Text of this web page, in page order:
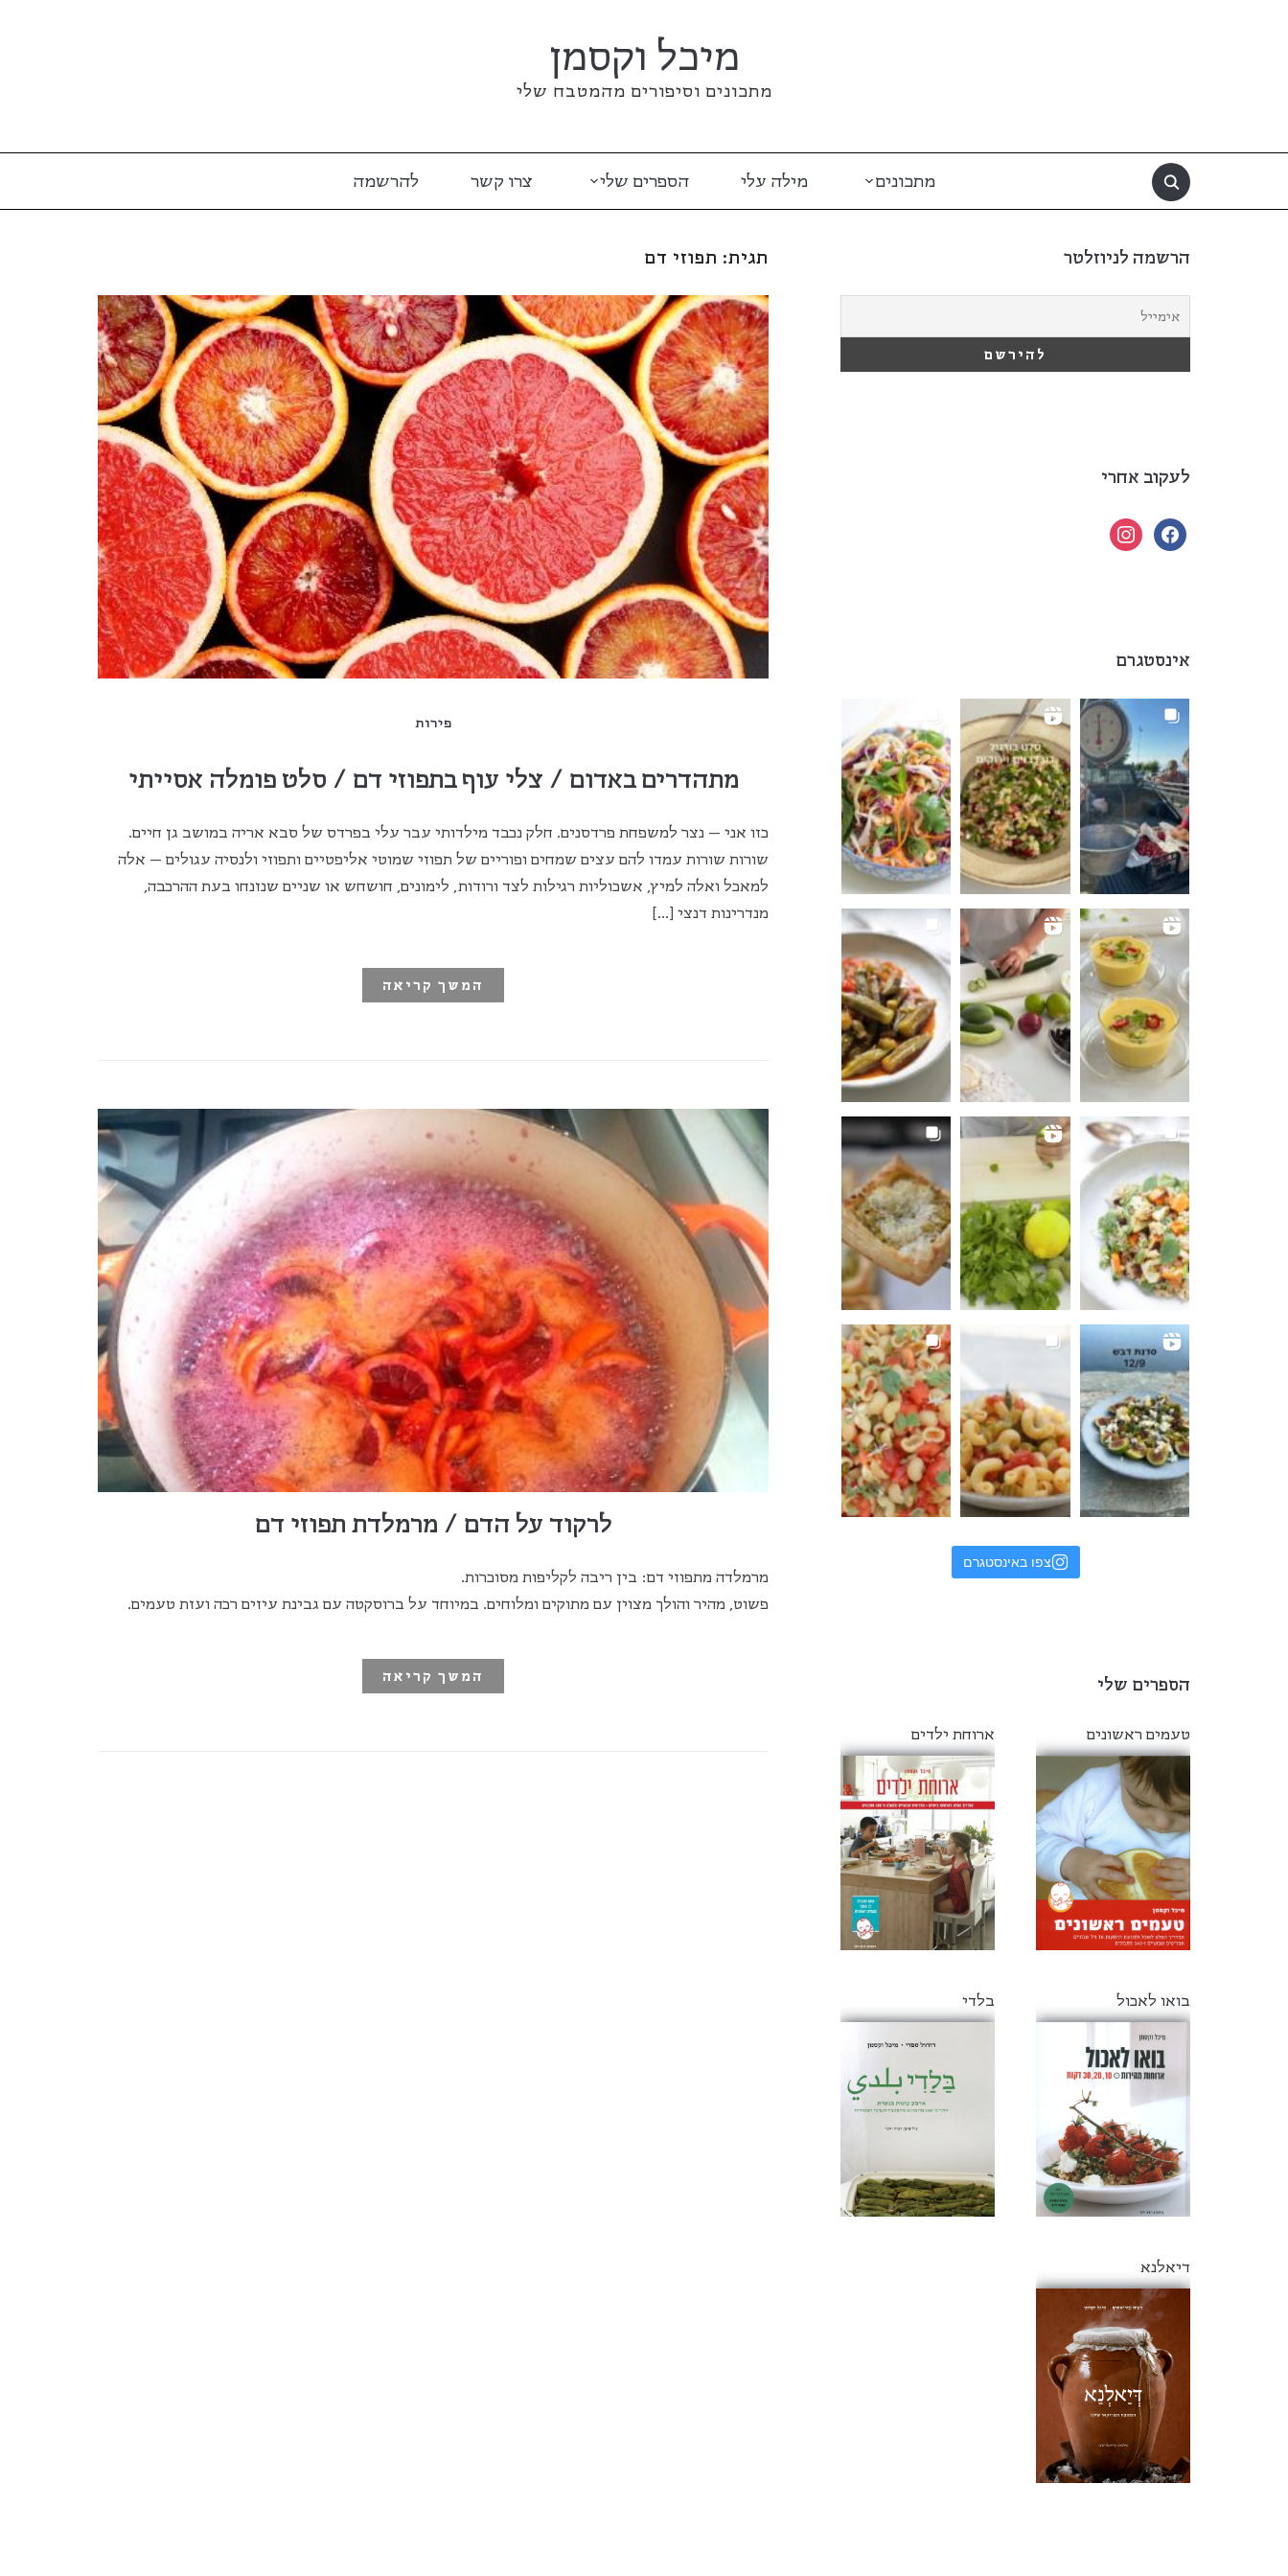
מיכל וקסמן
מתכונים וסיפורים מהמטבח שלי
מתכונים מילה עלי הספרים שלי צרו קשר להרשמה
תגית: תפוזי דם
פירות
מתהדרים באדום / צלי עוף בתפוזי דם / סלט פומלה אסייתי
כזו אני – נצר למשפחת פרדסנים. חלק נכבד מילדותי עבר עלי בפרדס של סבא אריה במושב גן חיים.
שורות שורות עמדו להם עצים שמחים ופוריים של תפוזי שמוטי אליפטיים ותפוזי ולנסיה עגולים – אלה
למאכל ואלה למיץ, אשכוליות רגילות לצד ורודות, לימונים, חושחש או שניים שנזנחו בעת ההרכבה,
מנדרינות דנצי […]
המשך קריאה
לרקוד על הדם / מרמלדת תפוזי דם
מרמלדה מתפוזי דם: בין ריבה לקליפות מסוכרות.
פשוט, מהיר והולך מצוין עם מתוקים ומלוחים. במיוחד על ברוסקטה עם גבינת עיזים רכה ועזת טעמים.
המשך קריאה
הרשמה לניוזלטר
לעקוב אחרי
facebook
instagram
אינסטגרם
צפו באינסטגרם
הספרים שלי
טעמים ראשונים ארוחת ילדים
בואו לאכול בלדי
דיאלנא